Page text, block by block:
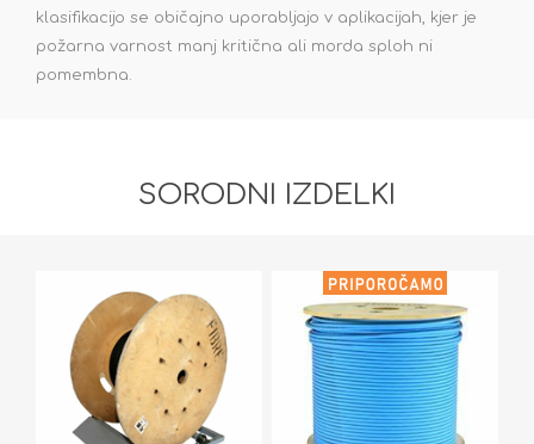
klasifikacijo se običajno uporabljajo v aplikacijah, kjer je
požarna varnost manj kritična ali morda sploh ni
pomembna.
SORODNI IZDELKI